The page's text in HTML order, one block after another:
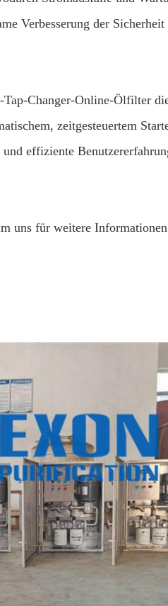
Verbesserung der
Changer-Online-Ölfilter
zeitgesteuertem
effiziente
uns für weitere